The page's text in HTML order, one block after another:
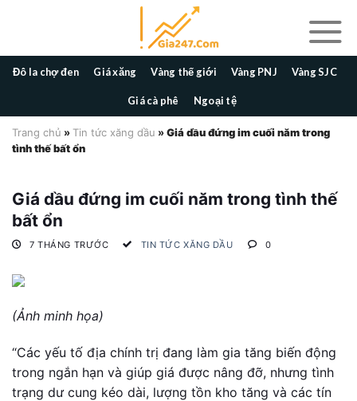
Đô la chợ đen Giá xăng Vàng thế giới Vàng PNJ Vàng SJC
Giá cà phê Ngoại tệ
Trang chủ » Tin tức xăng dầu »Giá dầu đứng im cuối năm trong
tình thế bất ổn
Giá dầu đứng im cuối năm trong tình thế
bất ổn
7 THÁNG TRƯỚC TIN TỨC XĂNG DẦU 0
(Ảnh minh họa)
“Các yếu tố địa chính trị đang làm gia tăng biến động
trong ngắn hạn và giúp giá được nâng đỡ, nhưng tình
trạng dư cung kéo dài, lượng tồn kho tăng và các tín